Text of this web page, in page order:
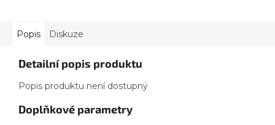
Popis Diskuze
Detailní popis produktu
Popis produktu není dostupný
Doplňkové parametry